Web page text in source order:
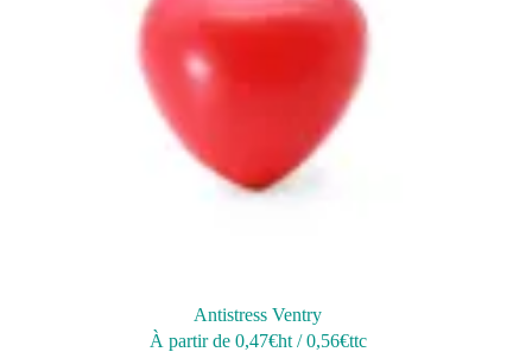
Antistress Ventry
À partir de 0,47€ht/0,56€ttc